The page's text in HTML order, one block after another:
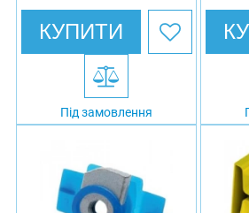
КУПИТИ
Під замовлення